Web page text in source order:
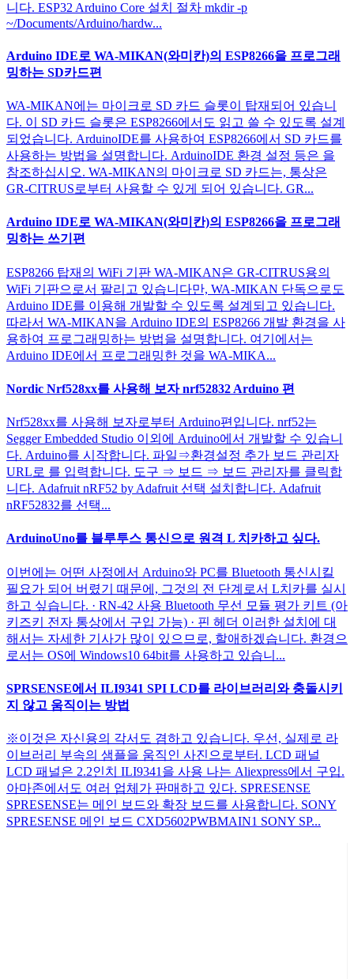
니다. ESP32 Arduino Core 설치 절차 mkdir -p
~/Documents/Arduino/hardw...
Arduino IDE로 WA-MIKAN(와미칸)의 ESP8266을 프로그래
밍하는 SD카드편
WA-MIKAN에는 마이크로 SD 카드 슬롯이 탑재되어 있습니
다. 이 SD 카드 슬롯은 ESP8266에서도 읽고 쓸 수 있도록 설계
되었습니다. ArduinoIDE를 사용하여 ESP8266에서 SD 카드를
사용하는 방법을 설명합니다. ArduinoIDE 환경 설정 등은 을
참조하십시오. WA-MIKAN의 마이크로 SD 카드는, 통상은
GR-CITRUS로부터 사용할 수 있게 되어 있습니다. GR...
Arduino IDE로 WA-MIKAN(와미칸)의 ESP8266을 프로그래
밍하는 쓰기편
ESP8266 탑재의 WiFi 기판 WA-MIKAN은 GR-CITRUS용의
WiFi 기판으로서 팔리고 있습니다만, WA-MIKAN 단독으로도
Arduino IDE를 이용해 개발할 수 있도록 설계되고 있습니다.
따라서 WA-MIKAN을 Arduino IDE의 ESP8266 개발 환경을 사
용하여 프로그래밍하는 방법을 설명합니다. 여기에서는
Arduino IDE에서 프로그래밍한 것을 WA-MIKA...
Nordic Nrf528xx를 사용해 보자 nrf52832 Arduino 편
Nrf528xx를 사용해 보자로부터 Arduino편입니다. nrf52는
Segger Embedded Studio 이외에 Arduino에서 개발할 수 있습니
다. Arduino를 시작합니다. 파일⇒환경설정 추가 보드 관리자
URL로 를 입력합니다. 도구 ⇒ 보드 ⇒ 보드 관리자를 클릭합
니다. Adafruit nRF52 by Adafruit 선택 설치합니다. Adafruit
nRF52832를 선택...
ArduinoUno를 블루투스 통신으로 원격 L 치카하고 싶다.
이번에는 어떤 사정에서 Arduino와 PC를 Bluetooth 통신시킬
필요가 되어 버렸기 때문에, 그것의 전 단계로서 L치카를 실시
하고 싶습니다. · RN-42 사용 Bluetooth 무선 모듈 평가 키트 (아
키즈키 전자 통상에서 구입 가능) · 핀 헤더 이러한 설치에 대
해서는 자세한 기사가 많이 있으므로, 할애하겠습니다. 환경으
로서는 OS에 Windows10 64bit를 사용하고 있습니...
SPRSENSE에서 ILI9341 SPI LCD를 라이브러리와 충돌시키
지 않고 움직이는 방법
※이것은 자신용의 각서도 겸하고 있습니다. 우선, 실제로 라
이브러리 부속의 샘플을 움직인 사진으로부터. LCD 패널
LCD 패널은 2.2인치 ILI9341을 사용 나는 Aliexpress에서 구입.
아마존에서도 여러 업체가 판매하고 있다. SPRESENSE
SPRESENSE는 메인 보드와 확장 보드를 사용합니다. SONY
SPRESENSE 메인 보드 CXD5602PWBMAIN1 SONY SP...